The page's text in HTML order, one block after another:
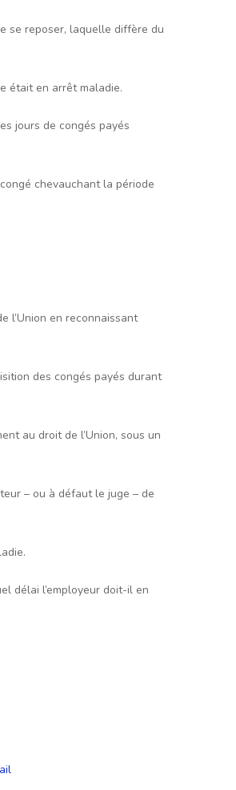
se reposer, laquelle diffère du
était en arrêt maladie.
jours de congés payés
chevauchant la période
l’Union en reconnaissant
des congés payés durant
au droit de l’Union, sous un
– ou à défaut le juge – de
délai l’employeur doit-il en